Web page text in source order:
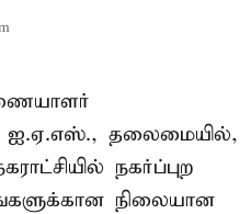
தலைமையில்,
நகர்ப்புற
நிலையான